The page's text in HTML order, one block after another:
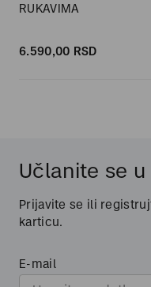
RUKAVIMA
6.590,00 RSD
Učlanite se
Prijavite se ili
karticu.
E-mail